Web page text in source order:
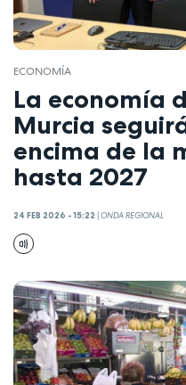
ECONOMÍA
La economía
Murcia
encima de la
hasta 2027
24 FEB 2026 - 15:22 |ONDA REGIONAL